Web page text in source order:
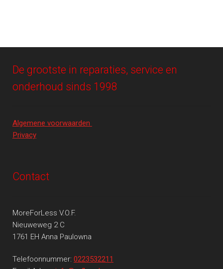
De grootste in reparaties, service en
onderhoud sinds 1998
Algemene voorwaarden
Privacy
Contact
MoreForLess V.O.F.
Nieuweweg 2 C
1761 EH Anna Paulowna
Telefoonnummer: 0223532211